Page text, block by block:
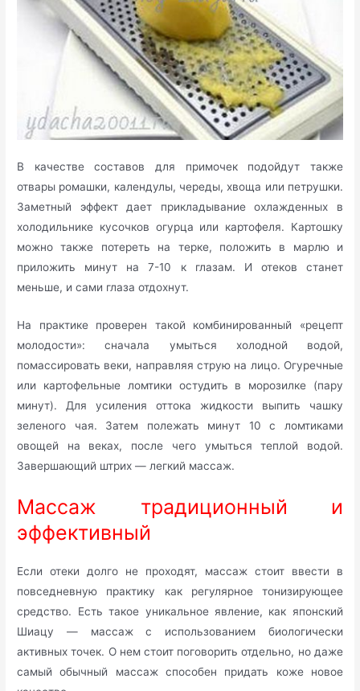
В качестве составов для примочек подойдут также
отвары ромашки, календулы, череды, хвоща или петрушки.
Заметный эффект дает прикладывание охлажденных в
холодильнике кусочков огурца или картофеля. Картошку
можно также потереть на терке, положить в марлю и
приложить минут на 7-10 к глазам. И отеков станет
меньше, и сами глаза отдохнут.
На практике проверен такой комбинированный «рецепт
молодости»: сначала умыться холодной водой,
помассировать веки, направляя струю на лицо. Огуречные
или картофельные ломтики остудить в морозилке (пару
минут). Для усиления оттока жидкости выпить чашку
зеленого чая. Затем полежать минут 10 с ломтиками
овощей на веках, после чего умыться теплой водой.
Завершающий штрих — легкий массаж.
Массаж традиционный и
эффективный
Если отеки долго не проходят, массаж стоит ввести в
повседневную практику как регулярное тонизирующее
средство. Есть такое уникальное явление, как японский
Шиацу — массаж с использованием биологически
активных точек. О нем стоит поговорить отдельно, но даже
самый обычный массаж способен придать коже новое